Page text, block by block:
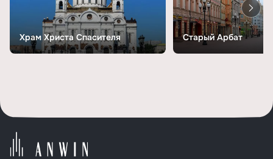
Храм Христа Спасителя Старый Арбат